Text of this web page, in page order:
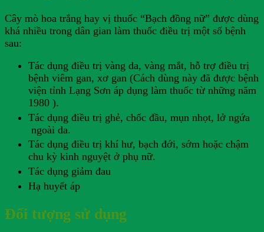
Cây mò hoa trắng hay vị thuốc “Bạch đồng nữ” được dùng
khá nhiều trong dân gian làm thuốc điều trị một số bệnh
sau:
Tác dụng điều trị vàng da, vàng mắt, hỗ trợ điều trị
bệnh viêm gan, xơ gan (Cách dùng này đã được bệnh
viện tỉnh Lạng Sơn áp dụng làm thuốc từ những năm
1980 ).
Tác dụng điều trị ghẻ, chốc đầu, mụn nhọt, lở ngứa
ngoài da.
Tác dụng điều trị khí hư, bạch đới, sớm hoặc chậm
chu kỳ kinh nguyệt ở phụ nữ.
Tác dụng giảm đau
Hạ huyết áp
Đối tượng sử dụng